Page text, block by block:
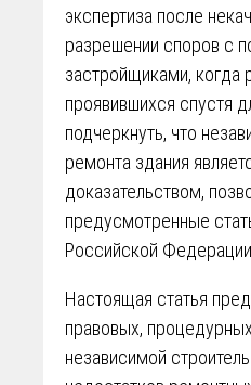
экспертиза после
разрешении споров с
застройщиками, когда
проявившихся спустя
подчеркнуть, что
ремонта здания
доказательством,
предусмотренные
Российской
Настоящая статья
правовых,
независимой